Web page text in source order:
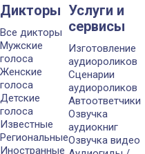
Дикторы
Все дикторы
Мужские
голоса
Женские
голоса
Детские
голоса
Известные
Региональные
Иностранные
Услуги и
сервисы
Изготовление
аудиороликов
Сценарии
аудиороликов
Автоответчики
Озвучка
аудиокниг
Озвучка видео